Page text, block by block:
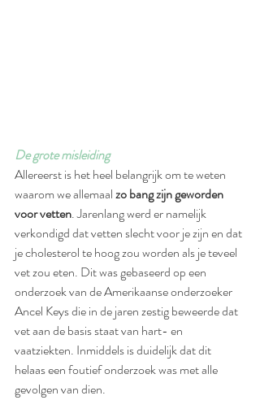
De grote misleiding
Allereerst is het heel belangrijk om te weten
waarom we allemaal zo bang zijn geworden
voor vetten. Jarenlang werd er namelijk
verkondigd dat vetten slecht voor je zijn en dat
je cholesterol te hoog zou worden als je teveel
vet zou eten. Dit was gebaseerd op een
onderzoek van de Amerikaanse onderzoeker
Ancel Keys die in de jaren zestig beweerde dat
vet aan de basis staat van hart- en
vaatziekten. Inmiddels is duidelijk dat dit
helaas een foutief onderzoek was met alle
gevolgen van dien.